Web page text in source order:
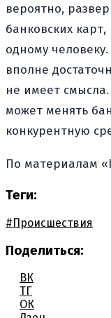
вероятно,
банковских
одному
вполне
не имеет
может менять
конкурентную
По материалам
Теги:
#Происшествия
Поделиться:
ВК
ТГ
ОК